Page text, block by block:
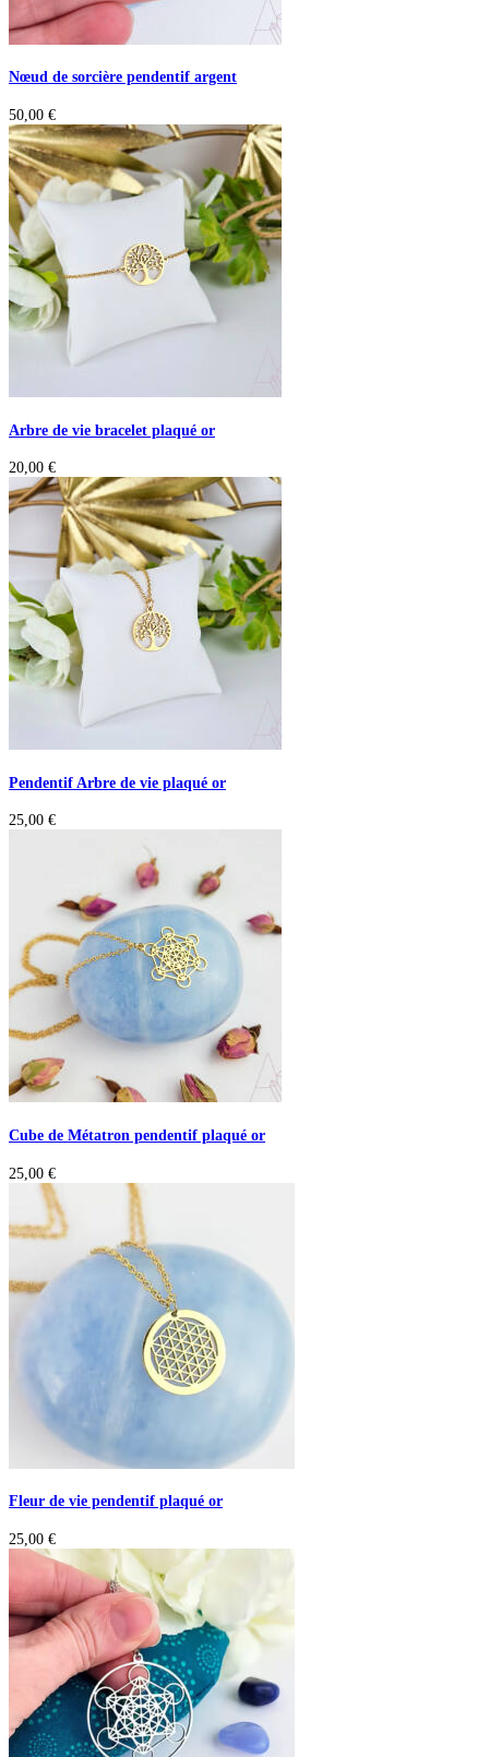
Nœud de sorcière pendentif argent
50,00 €
Arbre de vie bracelet plaqué or
20,00 €
Pendentif Arbre de vie plaqué or
25,00 €
Cube de Métatron pendentif plaqué or
25,00 €
Fleur de vie pendentif plaqué or
25,00 €